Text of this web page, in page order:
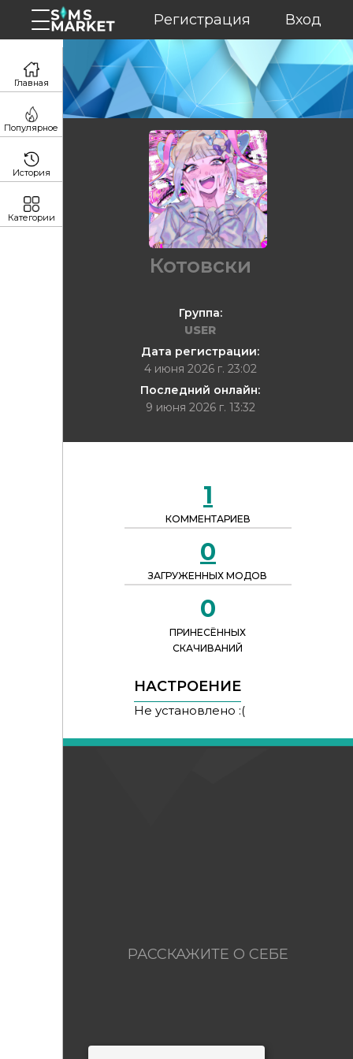
Регистрация Вход
Котовски
Группа:
USER
Дата регистрации:
4 июня 2026 г. 23:02
Последний онлайн:
9 июня 2026 г. 13:32
1
КОММЕНТАРИЕВ
0
ЗАГРУЖЕННЫХ МОДОВ
0
ПРИНЕСЁННЫХ
СКАЧИВАНИЙ
НАСТРОЕНИЕ
Не установлено :(
РАССКАЖИТЕ О СЕБЕ
Главная
Популярное
История
Категории